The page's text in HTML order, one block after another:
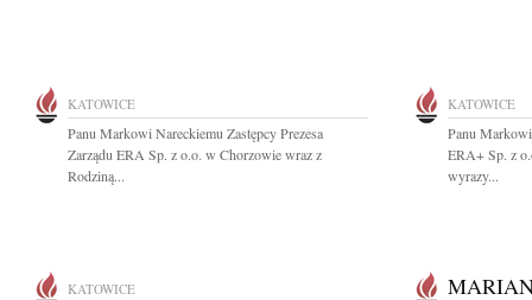
KATOWICE
Panu Markowi Nareckiemu Zastępcy Prezesa
Zarządu ERA Sp. z o.o. w Chorzowie wraz z
Rodziną...
KATOWICE
Panu
ERA+ Sp. z
wyrazy...
KATOWICE